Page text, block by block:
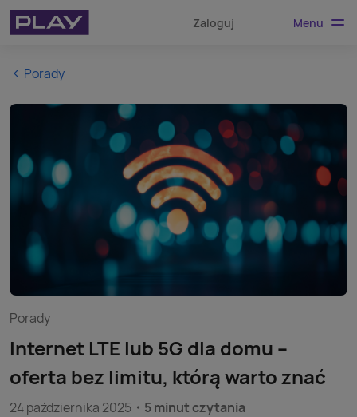
Zaloguj Menu
Porady
Porady
Internet LTE lub 5G dla domu –
oferta bez limitu, którą warto znać
24 października 2025 5 minut czytania